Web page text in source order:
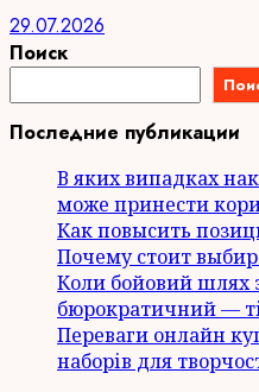
29.07.2026
Поиск
Последние публикации
В яких випадках
може принести
Как повысить
Почему стоит
Коли бойовий шлях
бюрократичний —
Переваги онлайн
наборів для